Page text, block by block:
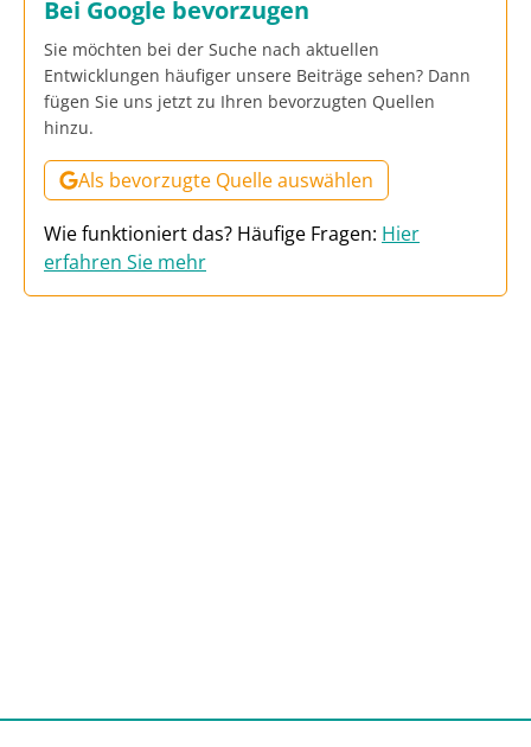
Bei Google bevorzugen
Sie möchten bei der Suche nach aktuellen
Entwicklungen häufiger unsere Beiträge sehen? Dann
fügen Sie uns jetzt zu Ihren bevorzugten Quellen
hinzu.
Als bevorzugte Quelle auswählen
Wie funktioniert das? Häufige Fragen: Hier
erfahren Sie mehr